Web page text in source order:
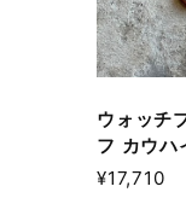
ウォッチ
フ カウハ
¥17,710